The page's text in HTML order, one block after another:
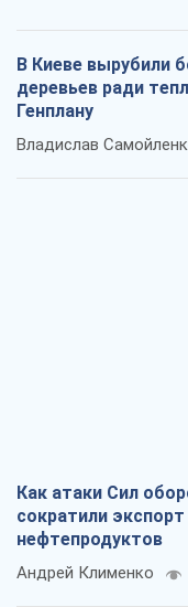
В Киеве вырубили
деревьев ради
Генплану
Владислав
Как атаки Сил
сократили
нефтепродуктов
Андрей Клименко